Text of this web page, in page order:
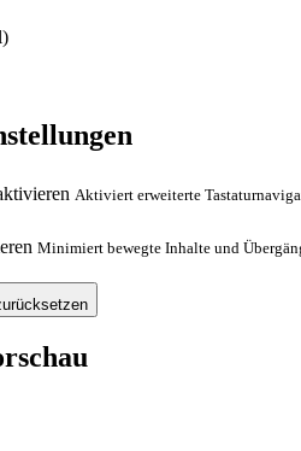
Aktiviert erweiterte
Minimiert bewegte Inhalte und